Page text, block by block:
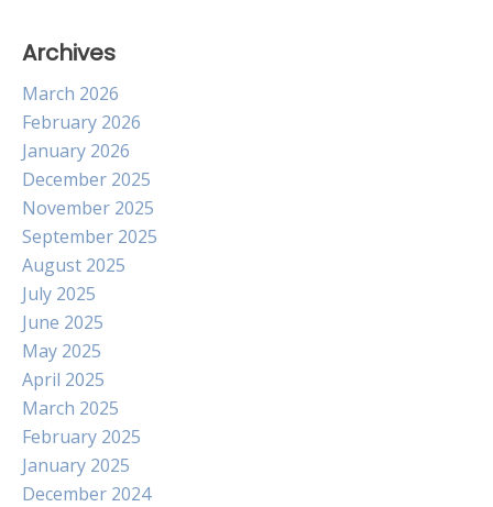
Archives
March 2026
February 2026
January 2026
December 2025
November 2025
September 2025
August 2025
July 2025
June 2025
May 2025
April 2025
March 2025
February 2025
January 2025
December 2024